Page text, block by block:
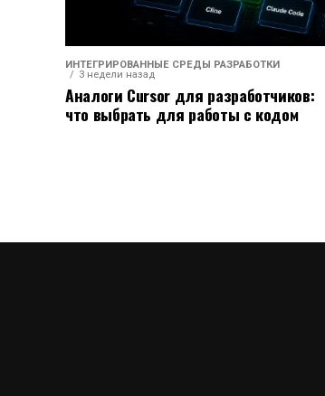
ИНТЕГРИРОВАННЫЕ СРЕДЫ РАЗРАБОТКИ
3 недели назад
Аналоги Cursor для разработчиков:
что выбрать для работы с кодом